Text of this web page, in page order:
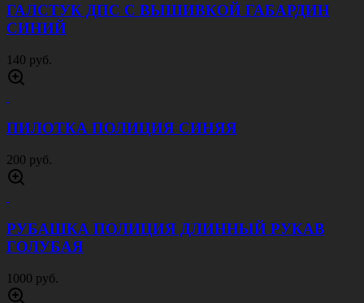
ГАЛСТУК ДПС С ВЫШИВКОЙ ГАБАРДИН
СИНИЙ
140 руб.
ПИЛОТКА ПОЛИЦИЯ СИНЯЯ
200 руб.
РУБАШКА ПОЛИЦИЯ ДЛИННЫЙ РУКАВ
ГОЛУБАЯ
1000 руб.